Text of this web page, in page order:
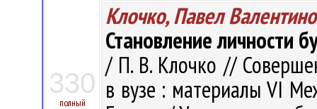
330
полный
Клочко, Павел
Становление личности
/ П. В. Клочко //
в вузе : материалы VI